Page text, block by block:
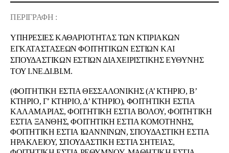
ΠΕΡΙΓΡΑΦΗ :
ΥΠΗΡΕΣΙΕΣ ΚΑΘΑΡΙΟΤΗΤΑΣ ΤΩΝ ΚΤΙΡΙΑΚΩΝ
ΕΓΚΑΤΑΣΤΑΣΕΩΝ ΦΟΙΤΗΤΙΚΩΝ ΕΣΤΙΩΝ ΚΑΙ
ΣΠΟΥΔΑΣΤΙΚΩΝ ΕΣΤΙΩΝ ΔΙΑΧΕΙΡΙΣΤΙΚΗΣ ΕΥΘΥΝΗΣ
ΤΟΥ Ι.ΝΕ.ΔΙ.ΒΙ.Μ.
(ΦΟΙΤΗΤΙΚΗ ΕΣΤΙΑ ΘΕΣΣΑΛΟΝΙΚΗΣ (Α’ ΚΤΗΡΙΟ, Β’
ΚΤΗΡΙΟ, Γ’ ΚΤΗΡΙΟ, Δ’ ΚΤΗΡΙΟ), ΦΟΙΤΗΤΙΚΗ ΕΣΤΙΑ
ΚΑΛΑΜΑΡΙΑΣ, ΦΟΙΤΗΤΙΚΗ ΕΣΤΙΑ ΒΟΛΟΥ, ΦΟΙΤΗΤΙΚΗ
ΕΣΤΙΑ ΞΑΝΘΗΣ, ΦΟΙΤΗΤΙΚΗ ΕΣΤΙΑ ΚΟΜΟΤΗΝΗΣ,
ΦΟΙΤΗΤΙΚΗ ΕΣΤΙΑ ΙΩΑΝΝΙΝΩΝ, ΣΠΟΥΔΑΣΤΙΚΗ ΕΣΤΙΑ
ΗΡΑΚΛΕΙΟΥ, ΣΠΟΥΔΑΣΤΙΚΗ ΕΣΤΙΑ ΣΗΤΕΙΑΣ,